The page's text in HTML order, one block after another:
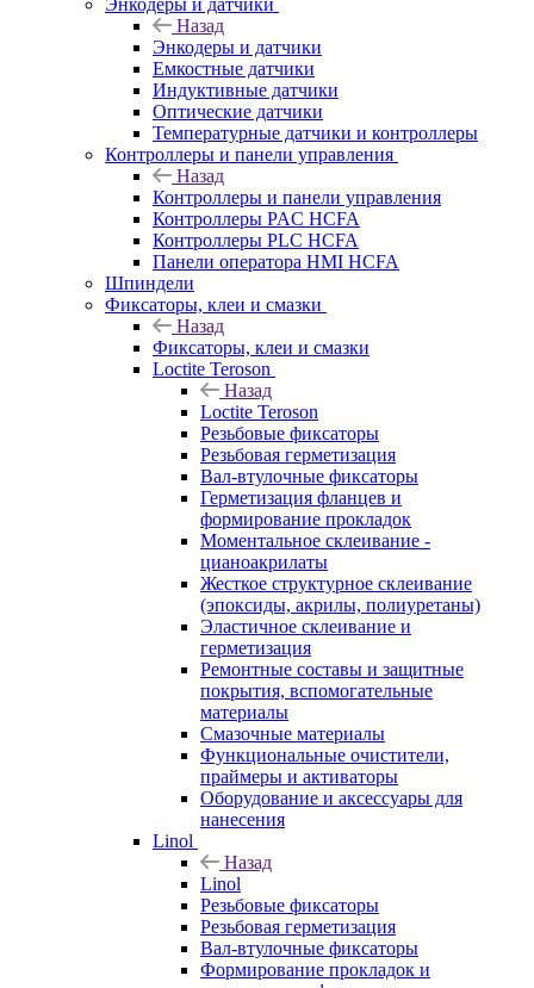
Энкодеры и датчики
Назад
Энкодеры и датчики
Емкостные датчики
Индуктивные датчики
Оптические датчики
Температурные датчики и контроллеры
Контроллеры и панели управления
Назад
Контроллеры и панели управления
Контроллеры PAC HCFA
Контроллеры PLC HCFA
Панели оператора HMI HCFA
Шпиндели
Фиксаторы, клеи и смазки
Назад
Фиксаторы, клеи и смазки
Loctite Teroson
Назад
Loctite Teroson
Резьбовые фиксаторы
Резьбовая герметизация
Вал-втулочные фиксаторы
Герметизация фланцев и
формирование прокладок
Моментальное склеивание -
цианоакрилаты
Жесткое структурное склеивание
(эпоксиды, акрилы, полиуретаны)
Эластичное склеивание и
герметизация
Ремонтные составы и защитные
покрытия, вспомогательные
материалы
Смазочные материалы
Функциональные очистители,
праймеры и активаторы
Оборудование и аксессуары для
нанесения
Linol
Назад
Linol
Резьбовые фиксаторы
Резьбовая герметизация
Вал-втулочные фиксаторы
Формирование прокладок и